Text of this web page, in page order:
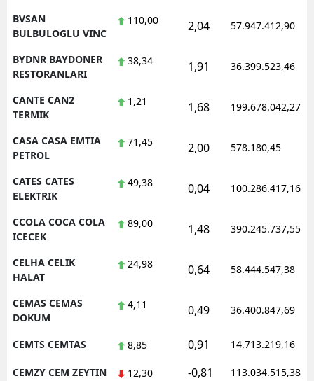
BVSAN
BULBULOGLU VINC
110,00 2,04 57.947.412,90
BYDNR BAYDONER
RESTORANLARI
38,34 1,91 36.399.523,46
CANTE CAN2
TERMIK
1,21 1,68 199.678.042,27
CASA CASA EMTIA
PETROL
71,45 2,00 578.180,45
CATES CATES
ELEKTRIK
49,38 0,04 100.286.417,16
CCOLA COCA COLA
ICECEK
89,00 1,48 390.245.737,55
CELHA CELIK
HALAT
24,98 0,64 58.444.547,38
CEMAS CEMAS
DOKUM
4,11 0,49 36.400.847,69
CEMTS CEMTAS 8,85 0,91 14.713.219,16
CEMZY CEM ZEYTIN 12,30 -0,81 113.034.515,38